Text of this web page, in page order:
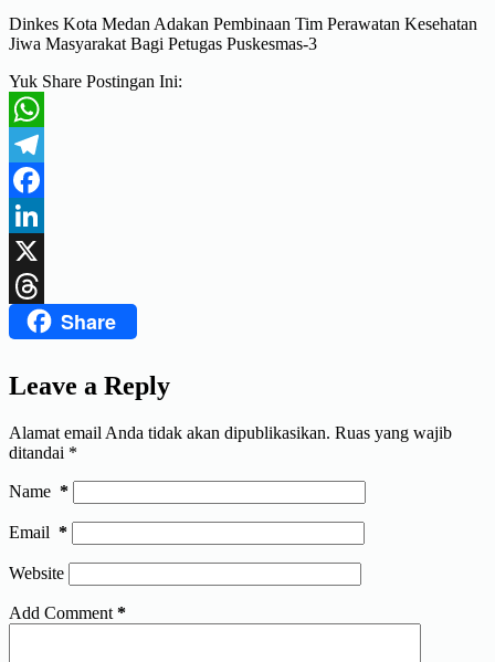
Dinkes Kota Medan Adakan Pembinaan Tim Perawatan Kesehatan
Jiwa Masyarakat Bagi Petugas Puskesmas-3
Yuk Share Postingan Ini:
WhatsApp
Telegram
Facebook
LinkedIn
X
ThreadsShare
Leave a Reply
Alamat email Anda tidak akan dipublikasikan. Ruas yang wajib
ditandai *
Name *
Email *
Website
Add Comment *